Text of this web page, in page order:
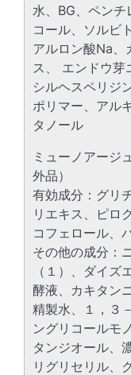
水、BG、ペン
コール、ソルビ
アルロン酸Na、
ス、 エンドウ芽
シルヘスペリジ
ポリマー、アル
タノール
ミューノアー
外品）
有効成分：グリ
リエキス、ピロ
コフェロール、
その他の成分：
（１）、ダイ
酵液、カキタン
精製水、１，３
ングリコールモ
タンジオール、
リグリセリル、